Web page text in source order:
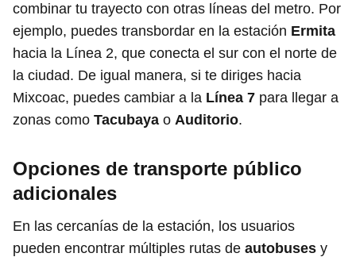
combinar tu trayecto con otras líneas del metro. Por
ejemplo, puedes transbordar en la estación Ermita
hacia la Línea 2, que conecta el sur con el norte de
la ciudad. De igual manera, si te diriges hacia
Mixcoac, puedes cambiar a la Línea 7 para llegar a
zonas como Tacubaya o Auditorio.
Opciones de transporte público
adicionales
En las cercanías de la estación, los usuarios
pueden encontrar múltiples rutas de autobuses y